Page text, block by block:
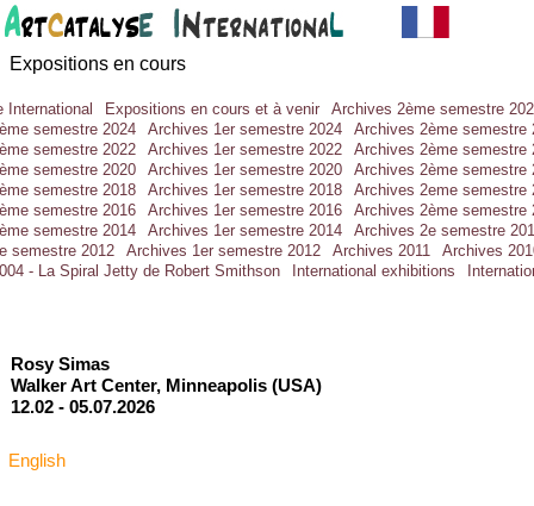
Expositions en cours
International Expositions en cours et à venir
Archives 2ème semestre
semestre 2024
Archives 1er semestre 2024
Archives 2ème semestre
semestre 2022
Archives 1er semestre 2022
Archives 2ème semestre
semestre 2020
Archives 1er semestre 2020
Archives 2ème semestre
semestre 2018
Archives 1er semestre 2018
Archives 2eme semestre
semestre 2016
Archives 1er semestre 2016
Archives 2ème semestre
semestre 2014
Archives 1er semestre 2014
Archives 2e semestre
semestre 2012
Archives 1er semestre 2012 Archives 2011
Archives
- La Spiral Jetty de Robert Smithson
International exhibitions
Rosy Simas
Walker Art Center, Minneapolis (USA)
12.02 - 05.07.2026
English